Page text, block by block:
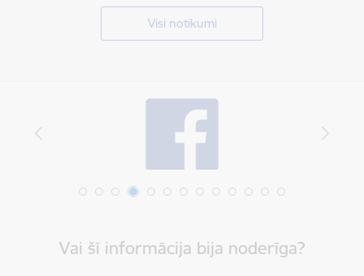
Visi notikumi
Vai šī informācija bija noderīga?